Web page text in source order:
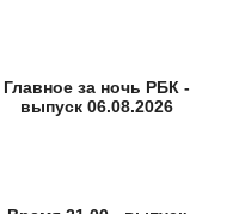
Главное за ночь РБК -
выпуск 06.08.2026